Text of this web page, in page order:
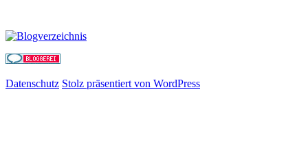
Datenschutz Stolz präsentiert von WordPress